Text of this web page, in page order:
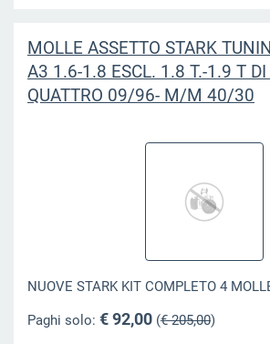
MOLLE ASSETTO STARK
A3 1.6-1.8 ESCL. 1.8 T.-1.9 T
QUATTRO 09/96- M/M 40/30
NUOVE STARK KIT COMPLETO 4
Paghi solo: € 92,00(€ 205,00)